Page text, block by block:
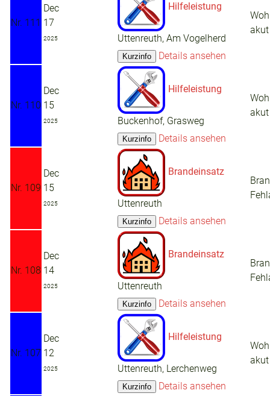
Nr. 111
Dec
17
2025
Hilfeleistung
Uttenreuth, Am Vogelherd
Details ansehen
akut
Nr. 110
Dec
15
2025
Hilfeleistung
Buckenhof, Grasweg
Details ansehen
akut
Nr. 109
Dec
15
2025
Brandeinsatz
Uttenreuth
Details ansehen
Nr. 108
Dec
14
2025
Brandeinsatz
Uttenreuth
Details ansehen
Nr. 107
Dec
12
2025
Hilfeleistung
Uttenreuth, Lerchenweg
Details ansehen
akut